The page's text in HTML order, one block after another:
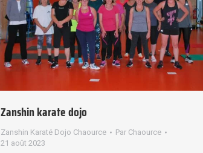
Zanshin karate dojo
Zanshin Karaté Dojo Chaource Par Chaource
21 août 2023